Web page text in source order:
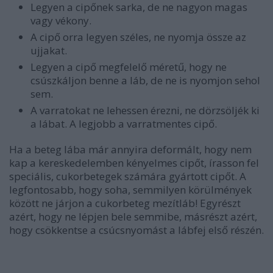
Legyen a cipőnek sarka, de ne nagyon magas
vagy vékony.
A cipő orra legyen széles, ne nyomja össze az
ujjakat.
Legyen a cipő megfelelő méretű, hogy ne
csúszkáljon benne a láb, de ne is nyomjon sehol
sem.
A varratokat ne lehessen érezni, ne dörzsöljék ki
a lábat. A legjobb a varratmentes cipő.
Ha a beteg lába már annyira deformált, hogy nem
kap a kereskedelemben kényelmes cipőt, írasson fel
speciális, cukorbetegek számára gyártott cipőt. A
legfontosabb, hogy soha, semmilyen körülmények
között ne járjon a cukorbeteg mezítláb! Egyrészt
azért, hogy ne lépjen bele semmibe, másrészt azért,
hogy csökkentse a csúcsnyomást a lábfej első részén.